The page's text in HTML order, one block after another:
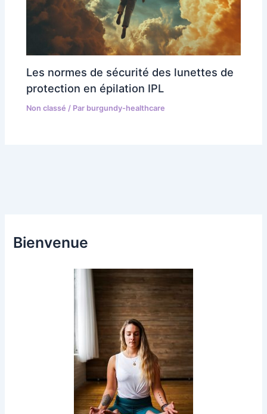
Les normes de sécurité des lunettes de
protection en épilation IPL
Non classé / Par burgundy-healthcare
Bienvenue